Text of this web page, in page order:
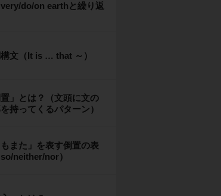
do/on earthと繰り返
文（It is … that ～）
置」とは？（文頭に文の
持ってくるパターン）
もまた」を表す倒置の表
neither/nor）